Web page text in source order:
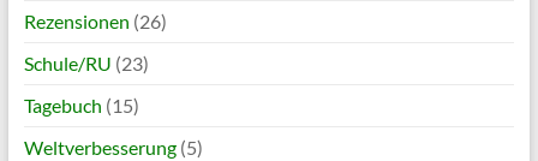
Rezensionen (26)
Schule/RU (23)
Tagebuch (15)
Weltverbesserung(5)